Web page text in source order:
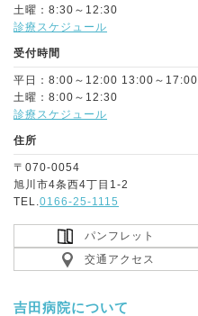
土曜：8:30～12:30
診療スケジュール
受付時間
平日：8:00～12:00 13:00～17:00
土曜：8:00～12:30
診療スケジュール
住所
〒070-0054
旭川市4条西4丁目1-2
TEL.0166-25-1115
パンフレット
交通アクセス
吉田病院について